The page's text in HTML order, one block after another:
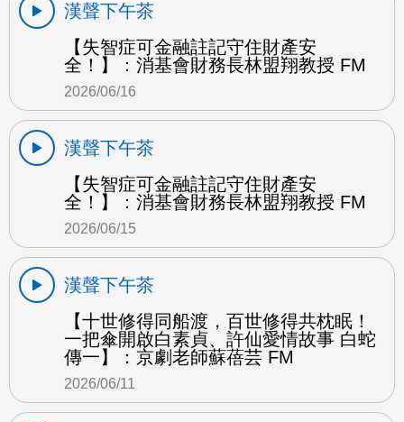
漢聲下午茶
【失智症可金融註記守住財產安
全！】：消基會財務長林盟翔教授 FM
2026/06/16
漢聲下午茶
【失智症可金融註記守住財產安
全！】：消基會財務長林盟翔教授 FM
2026/06/15
漢聲下午茶
【十世修得同船渡，百世修得共枕眠！
一把傘開啟白素貞、許仙愛情故事 白蛇
傳一】：京劇老師蘇蓓芸 FM
2026/06/11